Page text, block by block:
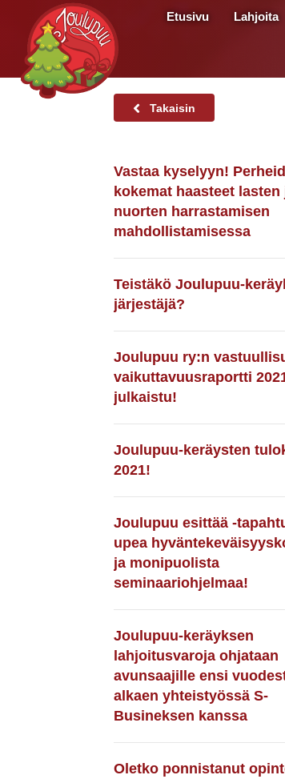
Etusivu Lahjoita
Takaisin
Vastaa kyselyyn!
kokemat haasteet lasten
nuorten harrastamisen
mahdollistamisessa
Teistäkö Joulupuu-
järjestäjä?
Joulupuu ry:n
vaikuttavuusraportti
julkaistu!
Joulupuu-keräysten
2021!
Joulupuu esittää -
upea
ja monipuolista
seminaariohjelmaa!
Joulupuu-keräyksen
lahjoitusvaroja ohjataan
avunsaajille ensi
alkaen yhteistyössä S-
Busineksen kanssa
Oletko ponnistanut